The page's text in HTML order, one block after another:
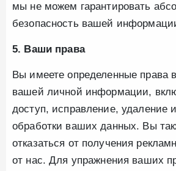
мы не можем гарантировать
безопасность вашей
5. Ваши права
Вы имеете определенные права
вашей личной информации,
доступ, исправление, удаление
обработки ваших данных. Вы
отказаться от получения
от нас. Для упражнения ваших